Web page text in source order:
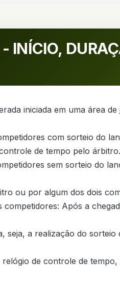
INÍCIO,
iniciada em uma área de
com sorteio do
sem sorteio do
competidores: Após a